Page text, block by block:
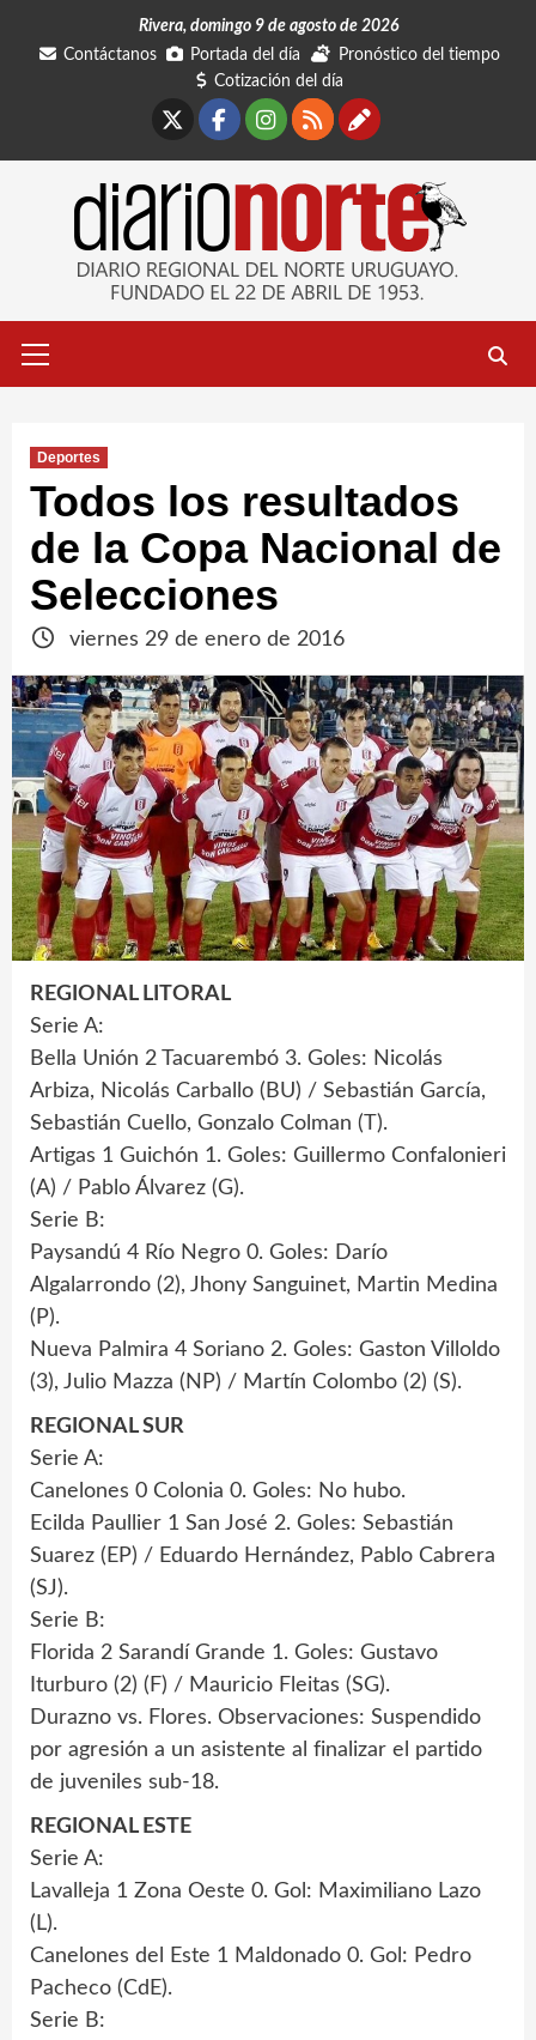
Rivera, domingo 9 de agosto de 2026
Contáctanos
Portada del día
Pronóstico del tiempo
Cotización del día
Facebook
Instagram
RSSContáctanos
primario
Deportes
Todos los resultados
de la Copa Nacional de
Selecciones
viernes 29 de enero de 2016
REGIONAL LITORAL
Serie A:
Bella Unión 2 Tacuarembó 3. Goles: Nicolás
Arbiza, Nicolás Carballo (BU) / Sebastián García,
Sebastián Cuello, Gonzalo Colman (T).
Artigas 1 Guichón 1. Goles: Guillermo Confalonieri
(A) / Pablo Álvarez (G).
Serie B:
Paysandú 4 Río Negro 0. Goles: Darío
Algalarrondo (2), Jhony Sanguinet, Martin Medina
(P).
Nueva Palmira 4 Soriano 2. Goles: Gaston Villoldo
(3), Julio Mazza (NP) / Martín Colombo (2) (S).
REGIONAL SUR
Serie A:
Canelones 0 Colonia 0. Goles: No hubo.
Ecilda Paullier 1 San José 2. Goles: Sebastián
Suarez (EP) / Eduardo Hernández, Pablo Cabrera
(SJ).
Serie B:
Florida 2 Sarandí Grande 1. Goles: Gustavo
Iturburo (2) (F) / Mauricio Fleitas (SG).
Durazno vs. Flores. Observaciones: Suspendido
por agresión a un asistente al finalizar el partido
de juveniles sub-18.
REGIONAL ESTE
Serie A:
Lavalleja 1 Zona Oeste 0. Gol: Maximiliano Lazo
(L).
Canelones del Este 1 Maldonado 0. Gol: Pedro
Pacheco (CdE).
Serie B: